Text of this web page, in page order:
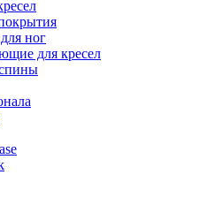
ног
для кресел